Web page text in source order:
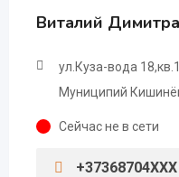
Виталий
ул.Куза-вода
Муниципий
Сейчас не в сети
+37368704XXX